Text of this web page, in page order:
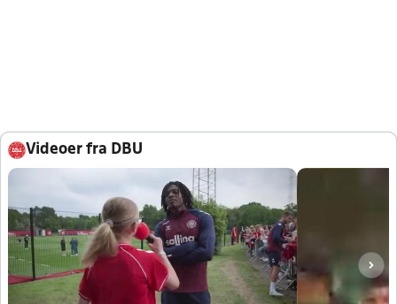
Videoer fra DBU